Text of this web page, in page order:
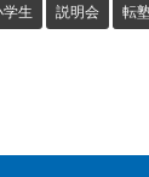
学生 説明会 転